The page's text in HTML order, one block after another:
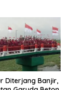
Diterjang Banjir,